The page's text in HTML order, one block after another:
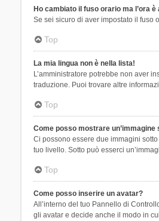
Ho cambiato il fuso orario ma l’ora
Se sei sicuro di aver impostato il fuso
Top
La mia lingua non è nella lista!
L’amministratore potrebbe non aver
traduzione. Puoi trovare altre
Top
Come posso mostrare un’immagine
Ci possono essere due immagini
tuo livello. Sotto può esserci
Top
Come posso inserire un avatar?
All’interno del tuo Pannello di
gli avatar e decide anche il modo in